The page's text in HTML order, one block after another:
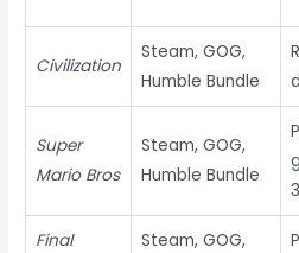
Civilization
Steam, GOG,
Humble Bundle
Super
Mario Bros
Steam, GOG,
Humble Bundle
Final
Steam, GOG,